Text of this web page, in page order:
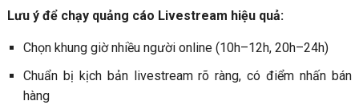
Lưu ý để chạy quảng cáo Livestream hiệu quả:
Chọn khung giờ nhiều người online (10h–12h, 20h–24h)
Chuẩn bị kịch bản livestream rõ ràng, có điểm nhấn bán
hàng